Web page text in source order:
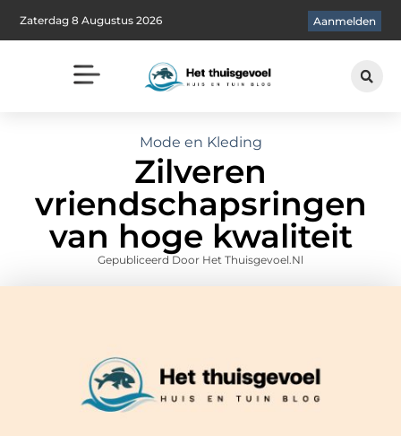
Zaterdag 8 Augustus 2026 Aanmelden
Mode en Kleding
Zilveren
vriendschapsringen
van hoge kwaliteit
Gepubliceerd Door Het Thuisgevoel.nl